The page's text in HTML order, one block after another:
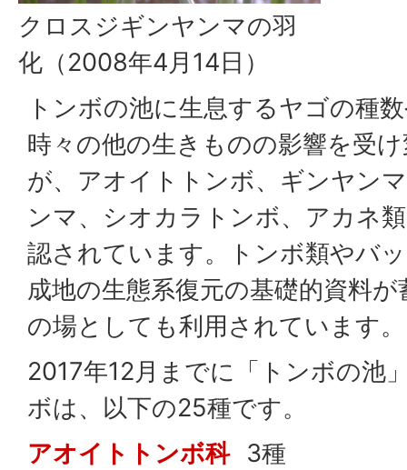
クロスジギンヤンマの羽
化（2008年4月14日）
トンボの池に生息するヤゴの種
時々の他の生きものの影響を受
が、アオイトトンボ、ギンヤン
ンマ、シオカラトンボ、アカネ
認されています。トンボ類やバ
成地の生態系復元の基礎的資料
の場としても利用されています。
2017年12月までに「トンボの池
ボは、以下の25種です。
アオイトトンボ科 3種